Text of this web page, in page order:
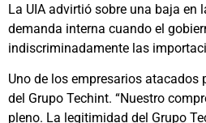
La UIA advirtió sobre una baja en
demanda interna cuando el
indiscriminadamente las
Uno de los empresarios atacados
del Grupo Techint. “Nuestro
pleno. La legitimidad del Grupo